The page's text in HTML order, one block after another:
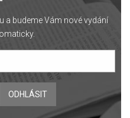
a budeme Vám nové vydání
ODHLÁSIT